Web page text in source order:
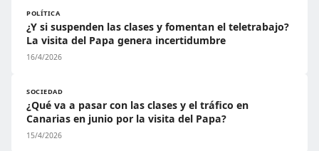
POLÍTICA
¿Y si suspenden las clases y fomentan el teletrabajo?
La visita del Papa genera incertidumbre
16/4/2026
SOCIEDAD
¿Qué va a pasar con las clases y el tráfico en
Canarias en junio por la visita del Papa?
15/4/2026